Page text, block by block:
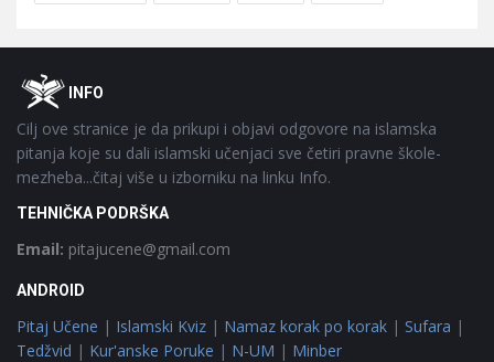
FooterOINFO
Cilj ove stranice je da prikupi i objavi odgovore na islamska
pitanja koje su dali islamski učenjaci sve četiri pravne škole-
mezheba...čitaj više u izborniku na linku Info.
TEHNIČKA PODRŠKA
Email: pitajucene@gmail.com
ANDROID
Pitaj Učene | Islamski Kviz | Namaz korak po korak | Sufara |
Tedžvid | Kur'anske Poruke | N-UM | Minber